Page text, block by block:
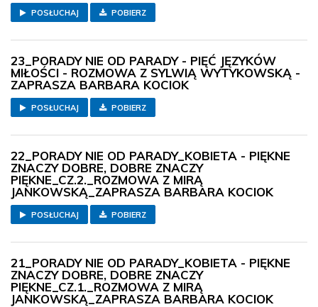
POSŁUCHAJ POBIERZ
23_PORADY NIE OD PARADY - PIĘĆ JĘZYKÓW
MIŁOŚCI - ROZMOWA Z SYLWIĄ WYTYKOWSKĄ -
ZAPRASZA BARBARA KOCIOK
POSŁUCHAJ POBIERZ
22_PORADY NIE OD PARADY_KOBIETA - PIĘKNE
ZNACZY DOBRE, DOBRE ZNACZY
PIĘKNE_CZ.2._ROZMOWA Z MIRĄ
JANKOWSKĄ_ZAPRASZA BARBARA KOCIOK
POSŁUCHAJ POBIERZ
21_PORADY NIE OD PARADY_KOBIETA - PIĘKNE
ZNACZY DOBRE, DOBRE ZNACZY
PIĘKNE_CZ.1._ROZMOWA Z MIRĄ
JANKOWSKĄ_ZAPRASZA BARBARA KOCIOK